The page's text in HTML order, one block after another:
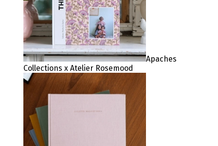
Apaches
Collections x Atelier Rosemood